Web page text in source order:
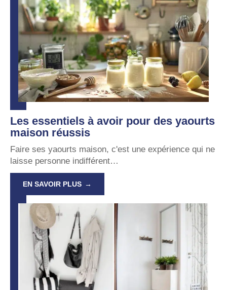
Les essentiels à avoir pour des yaourts
maison réussis
Faire ses yaourts maison, c'est une expérience qui ne
laisse personne indifférent…
EN SAVOIR PLUS